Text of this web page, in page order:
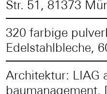
Str. 51, 81373
320 farbige
Edelstahlbleche,
Architektur: LIAG
baumanagement,